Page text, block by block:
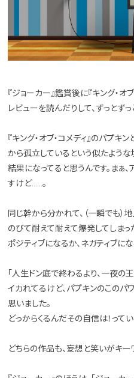
『ジョーカー』鑑賞後に『キング・オ
レビューを読んだりして、ずっとず
『キング・オブ・コメディ』のパプキ
から孤立しているという似たよう
結果になってると思うんです。まぁ
すけど……。
同じ幹から分かれて、（一瞬でも）
のびて耐えて耐えて爆発してしまっ
ポジティブになるか、ネガティブに
「人生ドン底で終わるより、一夜の
イカれてるけど、パプキンのこのパ
思いました。
どっからくるんだその自信は！って
どちらの作品も、妄想と笑いがキー